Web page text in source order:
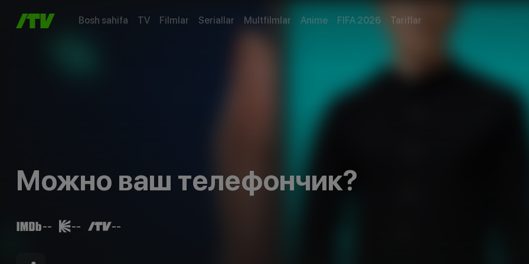
Bosh sahifa TV Filmlar Seriallar Multfilmlar Anime FIFA 2026 Tariflar
Можно ваш телефончик?
-- -- --